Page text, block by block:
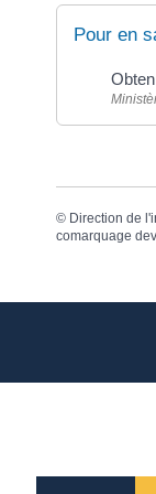
Pour en
© Direction de
comarquage